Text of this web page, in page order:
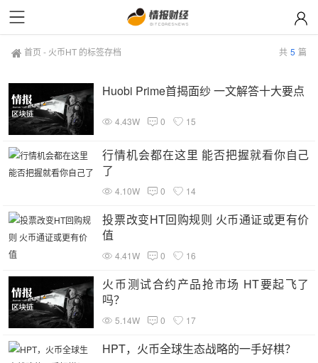
首页 - 火币HT 的标签存档 共 5 篇
Huobi Prime首揭面纱 一文解答十大要点
4.43W 0 15
行情机会都在这里 能否把握就看你自己
了
4.10W 0 14
投票改变HT回购规则 火币通证或更有价
值
4.41W 0 16
火币测试合约产品抢市场 HT要起飞了
吗？
5.14W 0 17
HPT，火币全球生态战略的一手好棋？